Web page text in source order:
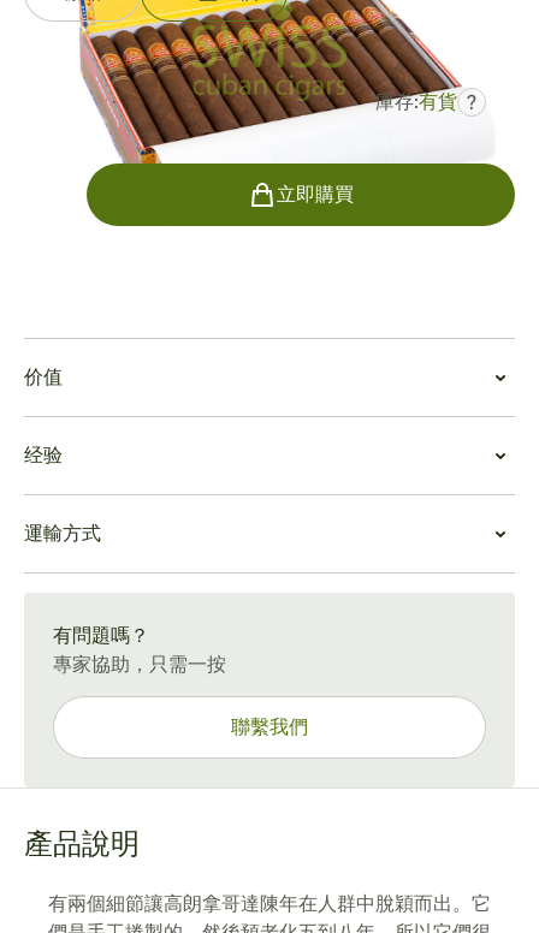
HK$3,542.50 曾是HK$5,446.99
庫存:有貨 ?
立即購買
高朗拿哥達陳年
拿在手上感覺很華麗。它的尺寸很輕，並
且具有一致的海綿狀外觀。預先拉伸帶有乾草和淡皮革的
中。
最初的三分之一開始是草狀的，強度中等以下，隨著白蠟
樹的生長而生長。斯托吉是一種快速燃燒的東西，當奶油
价值
預老化過程增加了雪茄的複雜性和價格，高朗拿哥達陳年
的價格幾乎是大多數其他帕特加斯雪茄價格的兩倍。然
而，這些雪茄棒代表了古巴提供的一些最好的手工雪茄，
值得在任何收藏家的雪茄盒中佔有一席之地。
经验
高朗拿哥達陳年擁有您在帕特加斯喜歡的所有經典口味，
幾乎沒有施工問題，吸煙不到兩個小時。這款雪茄大膽而
香氣的吸煙者。
運輸方式
有問題嗎？
專家協助，只需一按
聯繫我們
產品說明
有兩個細節讓高朗拿哥達陳年在人群中脫穎而出。它